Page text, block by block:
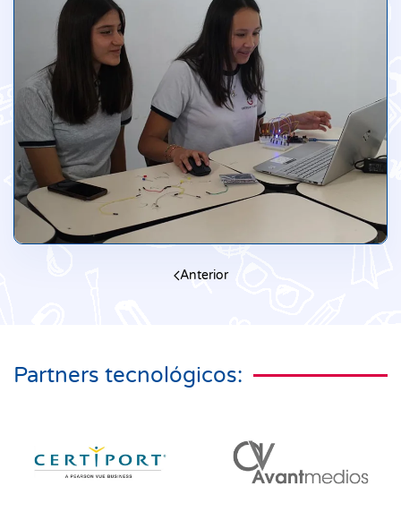
Anterior
Partners tecnológicos: